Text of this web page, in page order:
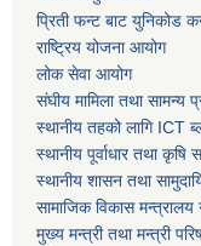
प्रिती फन्ट बाट युनिकोड
राष्ट्रिय योजना आयोग
लोक सेवा आयोग
संघीय मामिला तथा सामन्य
स्थानीय तहको लागि ICT
स्थानीय पूर्वाधार तथा कृषि
स्थानीय शासन तथा
सामाजिक विकास
मुख्य मन्त्री तथा मन्त्री